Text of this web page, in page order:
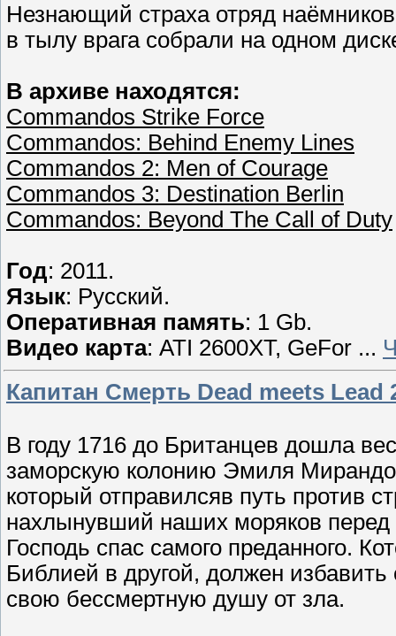
Незнающий страха отряд
в тылу врага собрали на одном
В архиве находятся:
Commandos Strike Force
Commandos: Behind Enemy Lines
Commandos 2: Men of Courage
Commandos 3: Destination Berlin
Commandos: Beyond The Call of Duty
Год: 2011.
Язык: Русский.
Оперативная память: 1 Gb.
Видео карта: ATI 2600XT, GeFor ...
Капитан Смерть Dead meets Lead
В году 1716 до Британцев дошла
заморскую колонию Эмиля
который отправилсяв путь против
нахлынувший наших моряков перед
Господь спас самого преданного.
Библией в другой, должен избавить
свою бессмертную душу от зла.